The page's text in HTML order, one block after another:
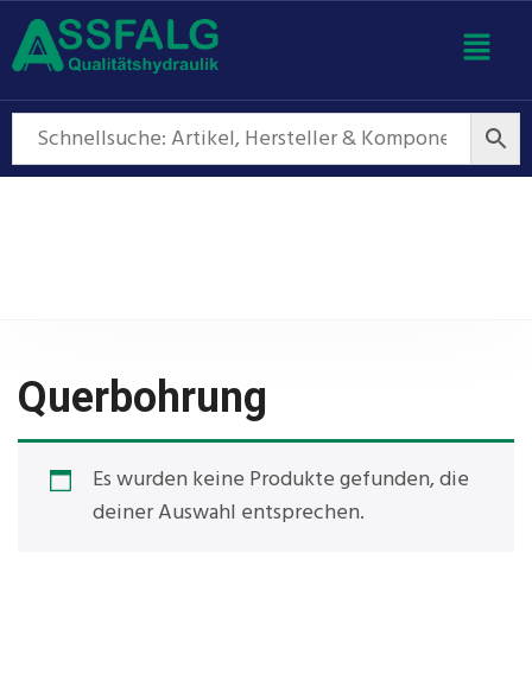
Querbohrung
Es wurden keine Produkte gefunden, die
deiner Auswahl entsprechen.